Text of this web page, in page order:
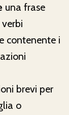
una frase
contenente i
brevi per
o